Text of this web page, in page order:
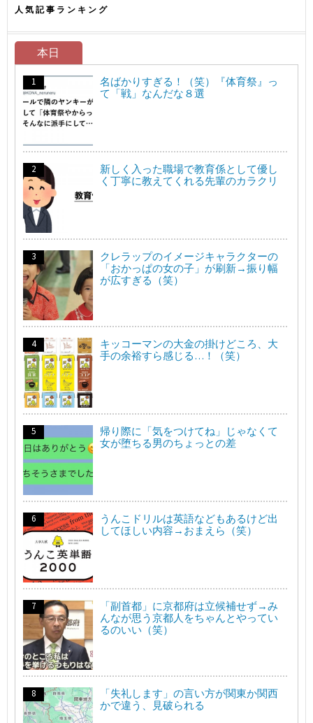
人気記事ランキング
本日
名ばかりすぎる！（笑）『体育祭』っ
て「戦」なんだな８選
新しく入った職場で教育係として優し
く丁寧に教えてくれる先輩のカラクリ
クレラップのイメージキャラクターの
「おかっぱの女の子」が刷新→振り幅
が広すぎる（笑）
キッコーマンの大金の掛けどころ、大
手の余裕すら感じる…！（笑）
帰り際に「気をつけてね」じゃなくて
女が堕ちる男のちょっとの差
うんこドリルは英語などもあるけど出
してほしい内容→おまえら（笑）
「副首都」に京都府は立候補せず→み
んなが思う京都人をちゃんとやってい
るのいい（笑）
「失礼します」の言い方が関東か関西
かで違う、見破られる